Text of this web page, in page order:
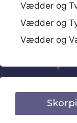
Vædder og
Vædder og
Vædder og